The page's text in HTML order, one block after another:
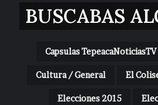
BUSCABAS
Capsulas TepeacaNoticiasTV
Cultura / General El
Elecciones 2015